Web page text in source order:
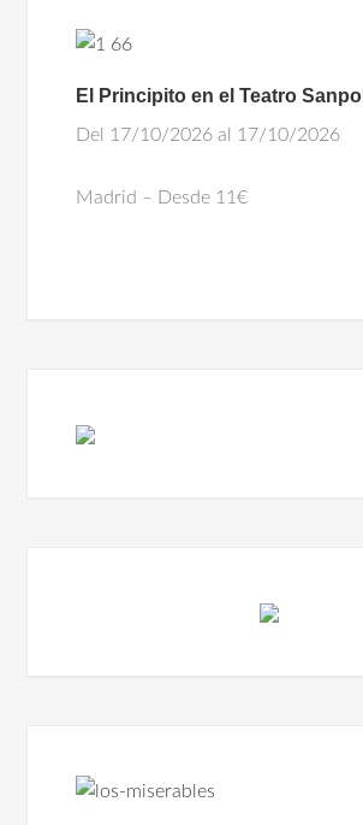
El Principito en el Teatro Sanpol
Del 17/10/2026 al 17/10/2026
Madrid – Desde 11€